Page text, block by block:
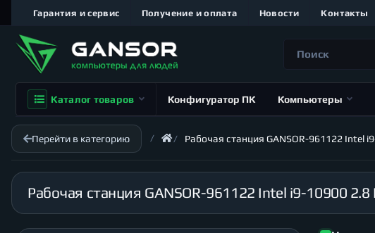
Гарантия и сервис Получение и оплата Новости Контакты
Каталог товаров Конфигуратор ПК Компьютеры
Перейти в категорию Рабочая станция GANSOR-961122 Intel